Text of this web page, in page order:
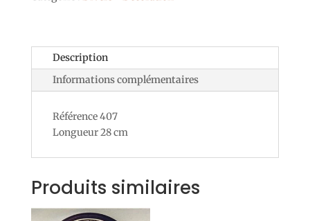
Description
Informations complémentaires
Référence 407
Longueur 28 cm
Produits similaires